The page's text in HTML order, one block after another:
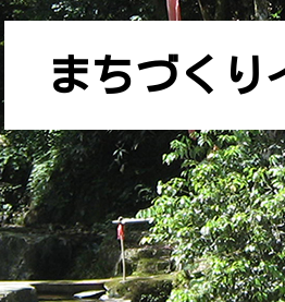
まちづくり